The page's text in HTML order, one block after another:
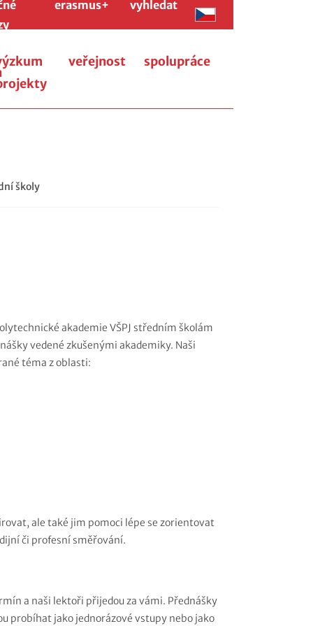
erasmus+ vyhledat
veřejnost spolupráce
školy
akademie VŠPJ středním školám
vedené zkušenými akademiky. Naši
téma z oblasti:
ale také jim pomoci lépe se zorientovat
či profesní směřování.
a naši lektoři přijedou za vámi. Přednášky
probíhat jako jednorázové vstupy nebo jako